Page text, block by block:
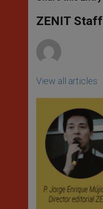
s
p
p
e
g
e
b
o
k
ZENIT Staff
View all articles